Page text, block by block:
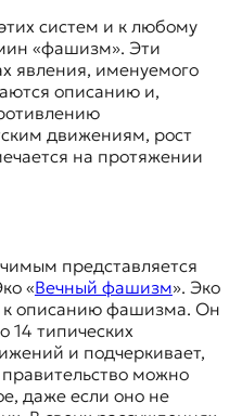
систем и к любому
«фашизм». Эти
явления, именуемого
описанию и,
движениям, рост
на протяжении
представляется
«Вечный фашизм». Эко
к описанию фашизма. Он
14 типических
и подчеркивает,
можно
даже если оно не